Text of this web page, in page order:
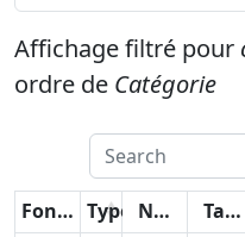
Affichage filtré pour
ordre de Catégorie
Fonctions Type Nom Taille